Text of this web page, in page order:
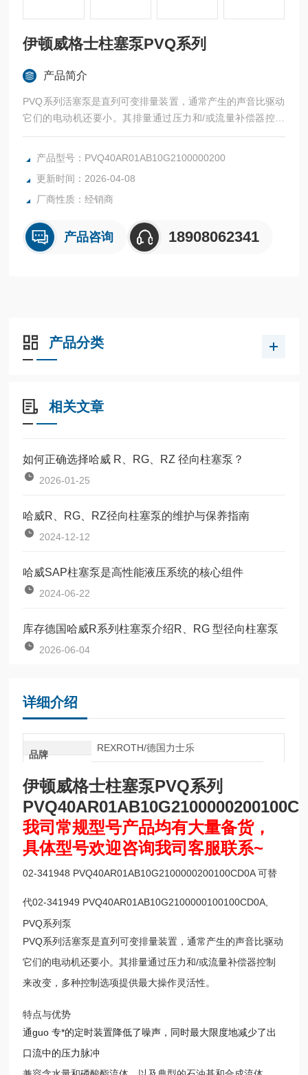
伊顿威格士柱塞泵PVQ系列
产品简介
PVQ系列活塞泵是直列可变排量装置，通常产生的声音比驱动
它们的电动机还要小。其排量通过压力和/或流量补偿器控制
来改变，多种控制选项提供最大操作灵活性。伊顿威格士柱塞
泵PVQ系列PVQ40AR01AB10G2100000200100CD0A
产品型号：PVQ40AR01AB10G2100000200
更新时间：2026-04-08
厂商性质：经销商
产品咨询 18908062341
产品分类
相关文章
如何正确选择哈威 R、RG、RZ 径向柱塞泵？
2026-01-25
哈威R、RG、RZ径向柱塞泵的维护与保养指南
2024-12-12
哈威SAP柱塞泵是高性能液压系统的核心组件
2024-06-22
库存德国哈威R系列柱塞泵介绍R、RG 型径向柱塞泵
2026-06-04
详细介绍
品牌
REXROTH/德国力士乐
伊顿威格士柱塞泵PVQ系列
我司常规型号产品均有大量备货，
具体型号欢迎咨询我司客服联系~
02-341948 PVQ40AR01AB10G2100000200100CD0A 可替
代02-341949 PVQ40AR01AB10G2100000100100CD0A,
PVQ系列泵
PVQ系列活塞泵是直列可变排量装置，通常产生的声音比驱动
它们的电动机还要小。其排量通过压力和/或流量补偿器控制
来改变，多种控制选项提供最大操作灵活性。
特点与优势
通guo 专*的定时装置降低了噪声，同时最大限度地减少了出
口流中的压力脉冲